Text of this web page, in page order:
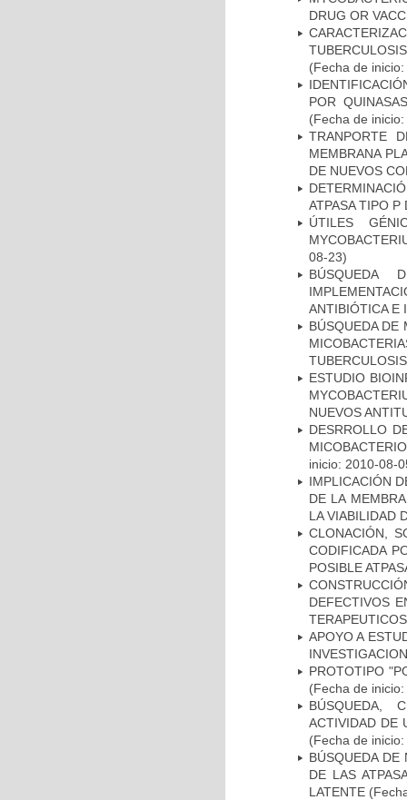
DRUG OR
(Fecha de
POR
(Fecha de
TRANPORTE
MEMBRANA
DE NUEVOS
ATPASA TIPO
ÚTILES
08-23)
BÚSQUEDA
ANTIBIÓTICA E
BÚSQUEDA DE
ESTUDIO
NUEVOS
DESRROLLO
inicio: 2010-08-
IMPLICACIÓN
DE LA
LA VIABILIDAD
CLONACIÓN,
CODIFICADA
POSIBLE
DEFECTIVOS
APOYO A
PROTOTIPO
(Fecha de
BÚSQUEDA,
ACTIVIDAD DE
(Fecha de
BÚSQUEDA DE
DE LAS
LATENTE